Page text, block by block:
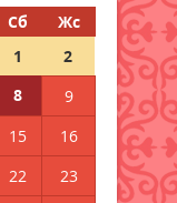
Сб
Жс
1
2
8
9
15
16
22
23